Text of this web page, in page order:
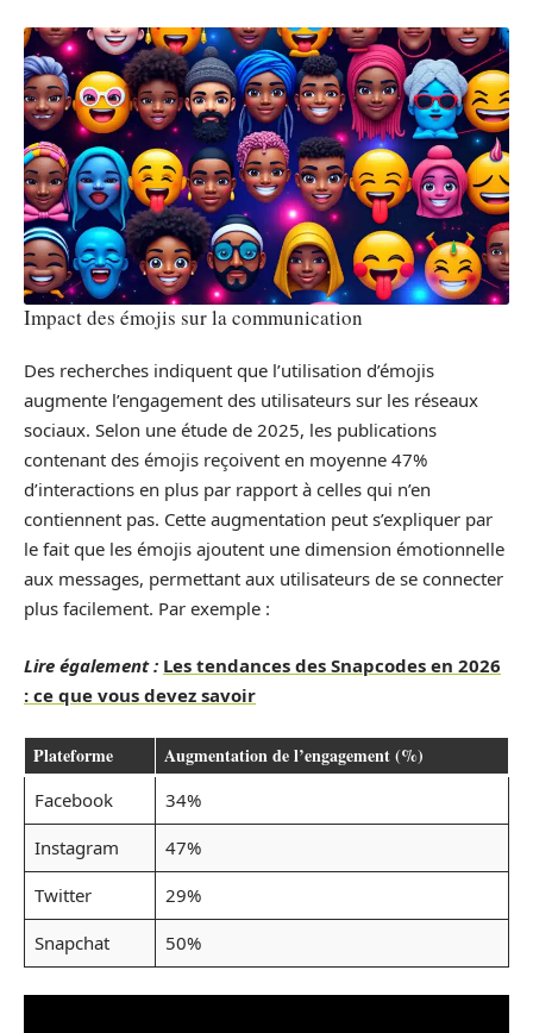
Impact des émojis sur la communication
Des recherches indiquent que l’utilisation d’émojis
augmente l’engagement des utilisateurs sur les réseaux
sociaux. Selon une étude de 2025, les publications
contenant des émojis reçoivent en moyenne 47%
d’interactions en plus par rapport à celles qui n’en
contiennent pas. Cette augmentation peut s’expliquer par
le fait que les émojis ajoutent une dimension émotionnelle
aux messages, permettant aux utilisateurs de se connecter
plus facilement. Par exemple :
Lire également : Les tendances des Snapcodes en 2026
: ce que vous devez savoir
Plateforme Augmentation de l’engagement (%)
Facebook
34%
Instagram
47%
Twitter
29%
Snapchat
50%